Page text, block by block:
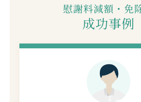
慰謝料減額・免
成功事例